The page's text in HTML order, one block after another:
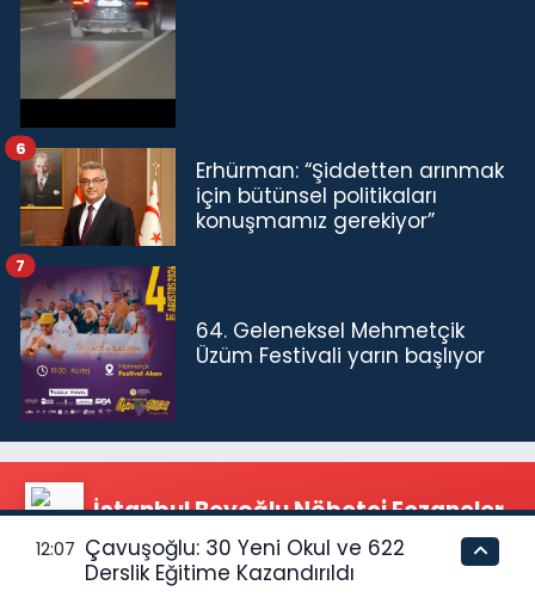
Erhürman: “Şiddetten arınmak
için bütünsel politikaları
konuşmamız gerekiyor”
6
64. Geleneksel Mehmetçik
Üzüm Festivali yarın başlıyor
7
İstanbul Beyoğlu Nöbetçi Eczaneler
12:07 Çavuşoğlu: 30 Yeni Okul ve 622
Derslik Eğitime Kazandırıldı